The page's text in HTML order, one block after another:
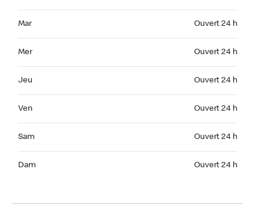
Mar Ouvert 24 h
Mer Ouvert 24 h
Jeu Ouvert 24 h
Ven Ouvert 24 h
Sam Ouvert 24 h
Dam Ouvert 24 h